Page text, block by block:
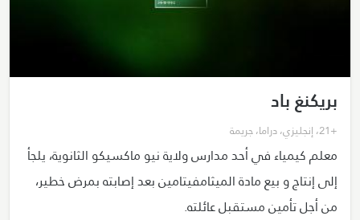
بريكنغ باد
+21 ، إنجليزي،دراما،جريمة
معلم كيمياء في أحد مدارس ولاية نيو ماكسيكو الثانوية، يلجأ
إلى إنتاج و بيع مادة الميثامفيتامين بعد إصابته بمرض خطير،
من أجل تأمين مستقبل عائلته.